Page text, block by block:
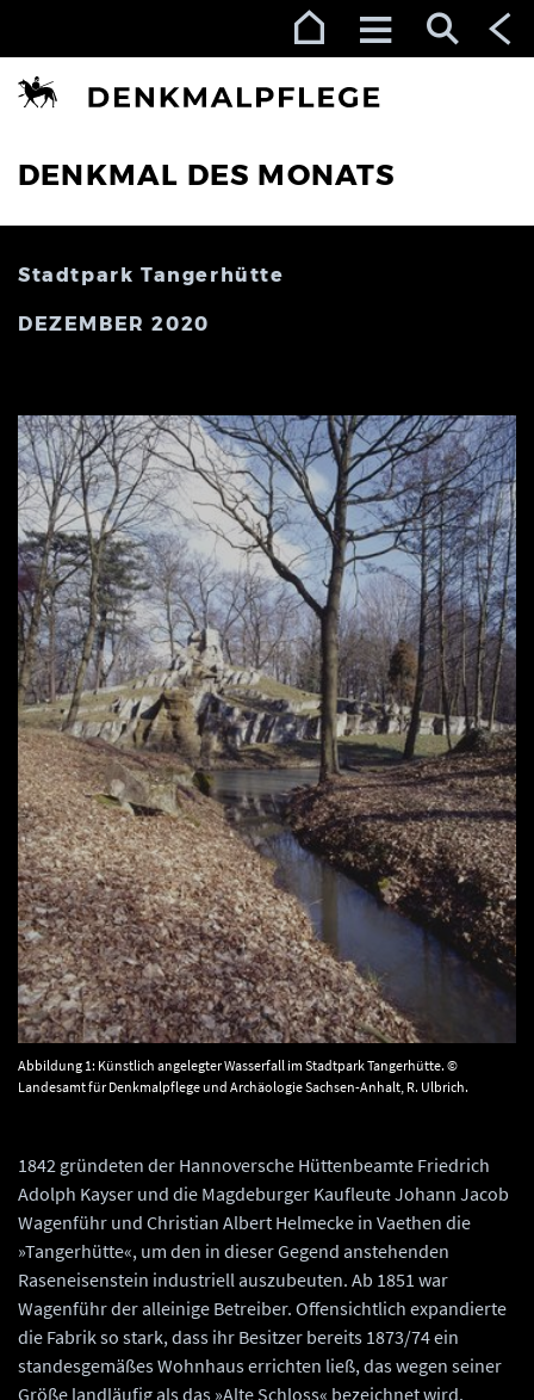
DENKMAL DES MONATS
Stadtpark Tangerhütte
DEZEMBER 2020
Abbildung 1: Künstlich angelegter Wasserfall im Stadtpark Tangerhütte. ©
Landesamt für Denkmalpflege und Archäologie Sachsen-Anhalt, R. Ulbrich.
1842 gründeten der Hannoversche Hüttenbeamte Friedrich
Adolph Kayser und die Magdeburger Kaufleute Johann Jacob
Wagenführ und Christian Albert Helmecke in Vaethen die
»Tangerhütte«, um den in dieser Gegend anstehenden
Raseneisenstein industriell auszubeuten. Ab 1851 war
Wagenführ der alleinige Betreiber. Offensichtlich expandierte
die Fabrik so stark, dass ihr Besitzer bereits 1873/74 ein
standesgemäßes Wohnhaus errichten ließ, das wegen seiner
Größe landläufig als das »Alte Schloss« bezeichnet wird.